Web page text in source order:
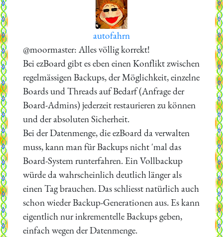
autofahrn
@moormaster: Alles völlig korrekt!
Bei ezBoard gibt es eben einen Konflikt zwischen
regelmässigen Backups, der Möglichkeit, einzelne
Boards und Threads auf Bedarf (Anfrage der
Board-Admins) jederzeit restaurieren zu können
und der absoluten Sicherheit.
Bei der Datenmenge, die ezBoard da verwalten
muss, kann man für Backups nicht 'mal das
Board-System runterfahren. Ein Vollbackup
würde da wahrscheinlich deutlich länger als
einen Tag brauchen. Das schliesst natürlich auch
schon wieder Backup-Generationen aus. Es kann
eigentlich nur inkrementelle Backups geben,
einfach wegen der Datenmenge.